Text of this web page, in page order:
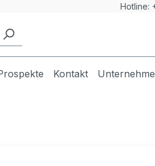
Hotline:
Kontakt